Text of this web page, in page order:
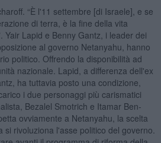
“È l'11 settembre [di Israele], e se
di terra, è la fine della vita
Yair Lapid e Benny Gantz, i leader dei
al governo Netanyahu, hanno
politico. Offrendo la disponibilità ad
nazionale. Lapid, a differenza dell'ex
ha tuttavia posto una condizione,
i due personaggi più carismatici
Bezalel Smotrich e Itamar Ben-
ovviamente a Netanyahu, la scelta
si rivoluziona l'asse politico del governo.